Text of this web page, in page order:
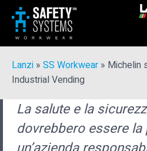
Lanzi » SS Workwear » Michelin
Industrial Vending
La salute e la
dovrebbero essere